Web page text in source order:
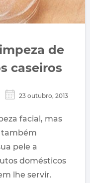
de
caseiros
23 outubro, 2013
facial, mas
também
pele a
domésticos
lhe servir.